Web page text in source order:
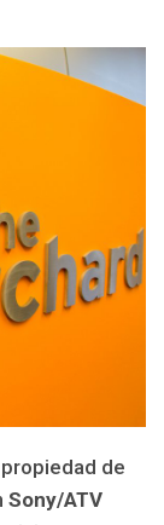
de
Sony/ATV